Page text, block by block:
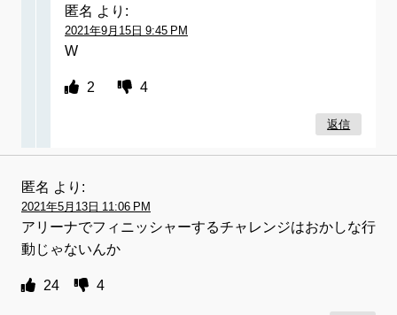
匿名 より:
2021年9月15日 9:45 PM
W
2 4
返信
匿名 より:
2021年5月13日 11:06 PM
アリーナでフィニッシャーするチャレンジはおかしな行
動じゃないんか
24 4